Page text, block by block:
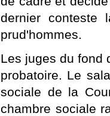
dernier conteste
prud'hommes.
Les juges du fond
probatoire. Le
sociale de la
chambre sociale